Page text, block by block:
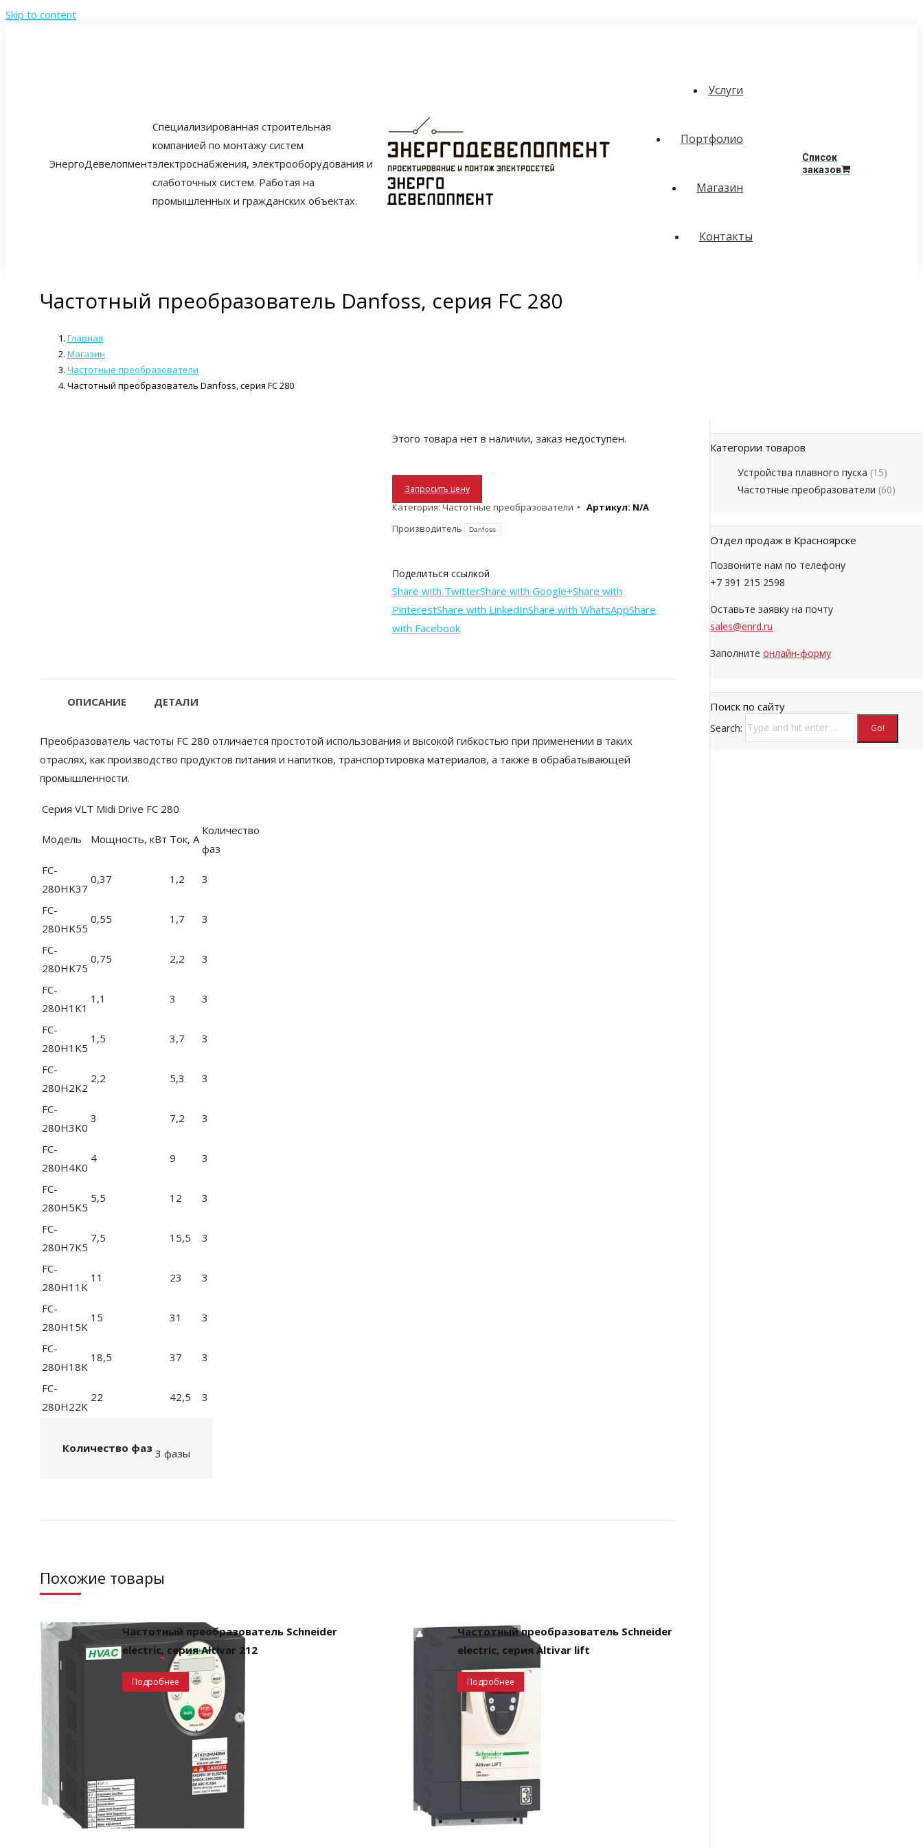
Skip to content
ЭнергоДевелопмент
Cпециализированная строительная
компанией по монтажу систем
электроснабжения, электрооборудования и
слаботочных систем. Работая на
промышленных и гражданских объектах.
Услуги
Портфолио
Магазин
Контакты
Список
заказов
Частотный преобразователь Danfoss, серия FC 280
Главная
Магазин
Частотные преобразователи
Частотный преобразователь Danfoss, серия FC 280
Этого товара нет в наличии, заказ недоступен.
Запросить цену
Категория:Частотные преобразователи Артикул: N/A
Производитель
Danfoss
Поделиться ссылкой
Share with TwitterShare with Google+Share with
PinterestShare with LinkedInShare with WhatsAppShare
with Facebook
ОПИСАНИЕ ДЕТАЛИ
Преобразователь частоты FC 280 отличается простотой использования и высокой гибкостью при применении в таких
отраслях, как производство продуктов питания и напитков, транспортировка материалов, а также в обрабатывающей
промышленности.
Серия VLT Midi Drive FC 280
Модель Мощность, кВт Ток, А
Количество
фаз
FC-
280HK37
0,37 1,2 3
FC-
280HK55
0,55 1,7 3
FC-
280HK75
0,75 2,2 3
FC-
280H1K1
1,1 3 3
FC-
280H1K5
1,5 3,7 3
FC-
280H2K2
2,2 5,3 3
FC-
280H3K0
3 7,2 3
FC-
280H4K0
4 9 3
FC-
280H5K5
5,5 12 3
FC-
280H7K5
7,5 15,5 3
FC-
280H11K
11 23 3
FC-
280H15K
15 31 3
FC-
280H18K
18,5 37 3
FC-
280H22K
22 42,5 3
Количество фаз 3 фазы
Похожие товары
Частотный преобразователь Schneider
electric, серия Altivar 212
Подробнее
Частотный преобразователь Schneider
electric, серия Altivar lift
Подробнее
Категории товаров
Устройства плавного пуска (15)
Частотные преобразователи (60)
Отдел продаж в Красноярске
Позвоните нам по телефону
+7 391 215 2598
Оставьте заявку на почту
sales@enrd.ru
Заполните онлайн-форму
Поиск по сайту
Search: